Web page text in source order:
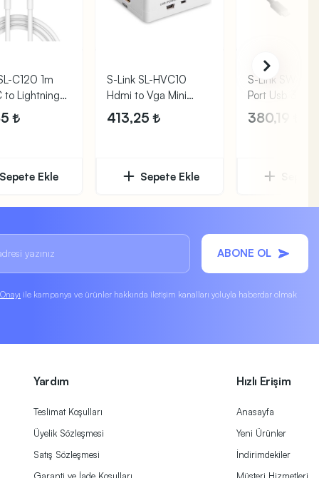
C120 1m
to Lightning
Sepete Ekle
S-Link SL-HVC10
Hdmi to Vga Mini
Dönüştürücü
413,25
Sepete Ekle
S-Link SW-
Port Usb 3.0
Hub Gri
380,19
ABONE OL
ile kampanya ve ürünler hakkında iletişim kanalları yoluyla haberdar olmak
Yardım
Teslimat Koşulları
Üyelik Sözleşmesi
Satış Sözleşmesi
Hızlı Erişim
Anasayfa
Yeni Ürünler
İndirimdekiler